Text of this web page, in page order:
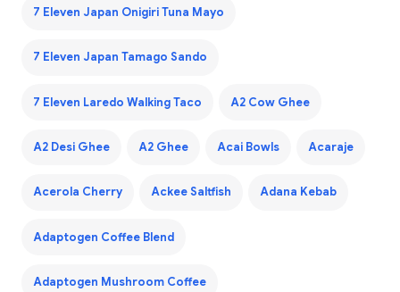
7 Eleven Japan Onigiri Tuna Mayo
7 Eleven Japan Tamago Sando
7 Eleven Laredo Walking Taco A2 Cow Ghee
A2 Desi Ghee A2 Ghee Acai Bowls Acaraje
Acerola Cherry Ackee Saltfish Adana Kebab
Adaptogen Coffee Blend
Adaptogen Mushroom Coffee